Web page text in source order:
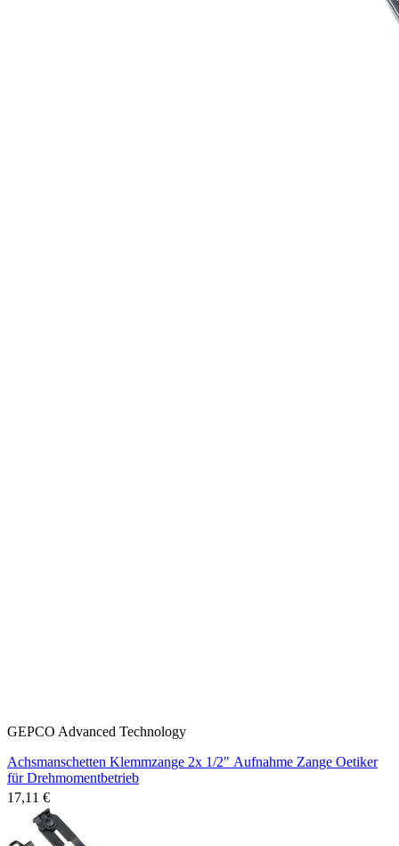
GEPCO Advanced Technology
Achsmanschetten Klemmzange 2x 1/2" Aufnahme Zange Oetiker
für Drehmomentbetrieb
17,11 €